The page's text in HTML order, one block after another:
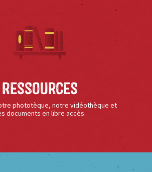
Ressources
phototèque, notre vidéothèque et
documents en libre accès.